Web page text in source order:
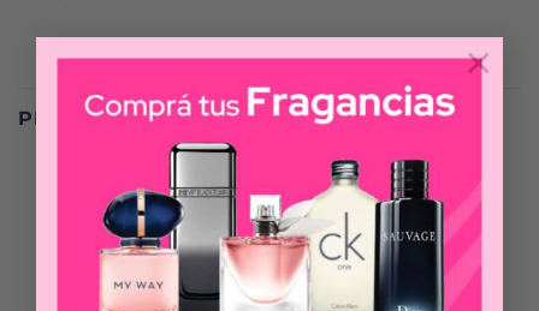
×
PRODUCTOS RELACIONADOS